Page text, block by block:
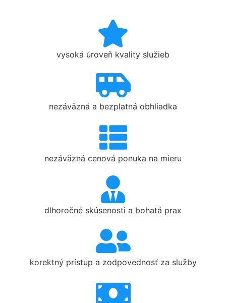
vysoká úroveň kvality služieb
nezáväzná a bezplatná obhliadka
nezáväzná cenová ponuka na mieru
dlhoročné skúsenosti a bohatá prax
korektný prístup a zodpovednosť za služby